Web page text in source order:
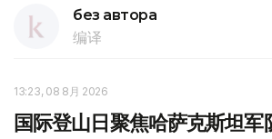
без автора
编译
13:23, 08 8月 2026
国际登山日聚焦哈萨克斯坦军